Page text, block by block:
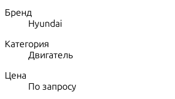
Бренд
Hyundai
Категория
Двигатель
Цена
По запросу